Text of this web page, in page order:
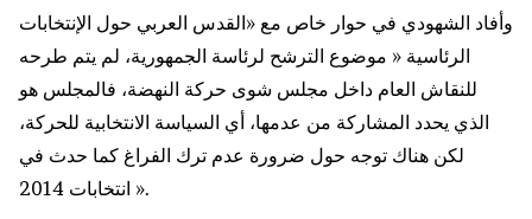
وأفاد الشهودي في حوار خاص مع «القدس العربي حول الإنتخابات
الرئاسية « موضوع الترشح لرئاسة الجمهورية، لم يتم طرحه
للنقاش العام داخل مجلس شوى حركة النهضة، فالمجلس هو
الذي يحدد المشاركة من عدمها، أي السياسة الانتخابية للحركة،
لكن هناك توجه حول ضرورة عدم ترك الفراغ كما حدث في
انتخابات 2014 ».